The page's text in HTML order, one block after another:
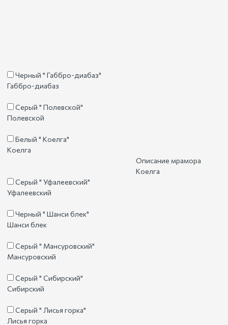
Черный " Габбро-диабаз"
Габбро-диабаз
Серый " Полевской"
Полевской
Белый " Коелга"
Коелга
Описание мрамора
Коелга
Серый " Уфалеевский"
Уфалеевский
Черный " Шанси блек"
Шанси блек
Серый " Мансуровский"
Мансуровский
Серый " Сибирский"
Сибирский
Серый " Лисья горка"
Лисья горка